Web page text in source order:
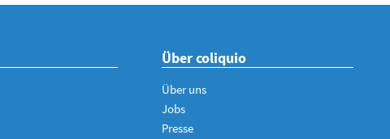
Über coliquio
Über uns
Jobs
Presse